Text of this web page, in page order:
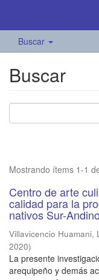
Buscar
Buscar
Mostrando ítems 1-1
Centro de arte
calidad para la
nativos Sur-
Villavicencio Huamani,
2020)
La presente
arequipeño y demás